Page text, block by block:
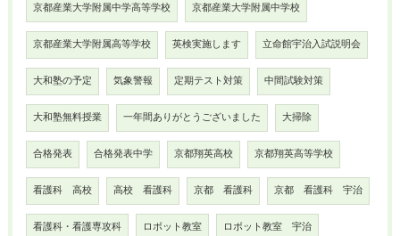
京都産業大学附属中学高等学校 京都産業大学附属中学校
京都産業大学附属高等学校 英検実施します 立命館宇治入試説明会
大和塾の予定 気象警報 定期テスト対策 中間試験対策
大和塾無料授業 一年間ありがとうございました 大掃除
合格発表 合格発表中学 京都翔英高校 京都翔英高等学校
看護科 高校 高校 看護科 京都 看護科 京都 看護科 宇治
看護科・看護専攻科 ロボット教室 ロボット教室 宇治